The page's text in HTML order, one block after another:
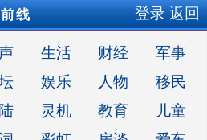
线 登录 返回
生活 财经
军事
娱乐 人物
移民
灵机 教育
儿童